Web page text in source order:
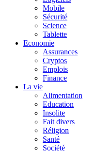
Mobile
Sécurité
Science
Tablette
Economie
Assurances
Cryptos
Emplois
Finance
La vie
Alimentation
Education
Insolite
Fait divers
Réligion
Santé
Société